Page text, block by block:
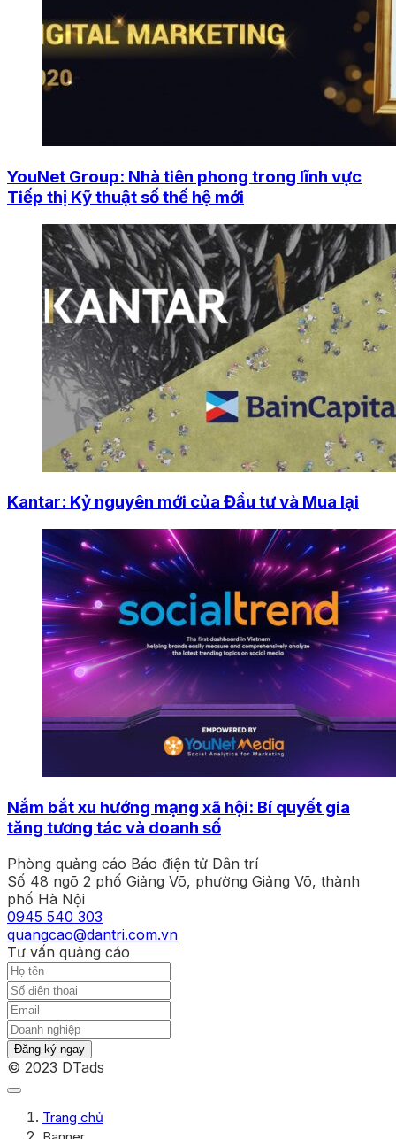
YouNet Group: Nhà tiên phong trong lĩnh vực
Tiếp thị Kỹ thuật số thế hệ mới
Kantar: Kỷ nguyên mới của Đầu tư và Mua lại
Nắm bắt xu hướng mạng xã hội: Bí quyết gia
tăng tương tác và doanh số
Phòng quảng cáo Báo điện tử Dân trí
Số 48 ngõ 2 phố Giảng Võ, phường Giảng Võ, thành
phố Hà Nội
0945 540 303
quangcao@dantri.com.vn
Tư vấn quảng cáo
Đăng ký ngay
© 2023 DTads
Trang chủ